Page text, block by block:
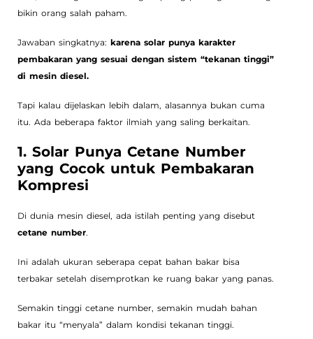
bikin orang salah paham.
Jawaban singkatnya: karena solar punya karakter
pembakaran yang sesuai dengan sistem “tekanan tinggi”
di mesin diesel.
Tapi kalau dijelaskan lebih dalam, alasannya bukan cuma
itu. Ada beberapa faktor ilmiah yang saling berkaitan.
1. Solar Punya Cetane Number
yang Cocok untuk Pembakaran
Kompresi
Di dunia mesin diesel, ada istilah penting yang disebut
cetane number.
Ini adalah ukuran seberapa cepat bahan bakar bisa
terbakar setelah disemprotkan ke ruang bakar yang panas.
Semakin tinggi cetane number, semakin mudah bahan
bakar itu “menyala” dalam kondisi tekanan tinggi.